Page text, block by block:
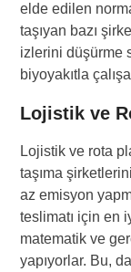
elde edilen
taşıyan bazı
izlerini düşürme
biyoyakıtla
Lojistik ve
Lojistik ve rota
taşıma
az emisyon
teslimatı için en
matematik ve
yapıyorlar. Bu,